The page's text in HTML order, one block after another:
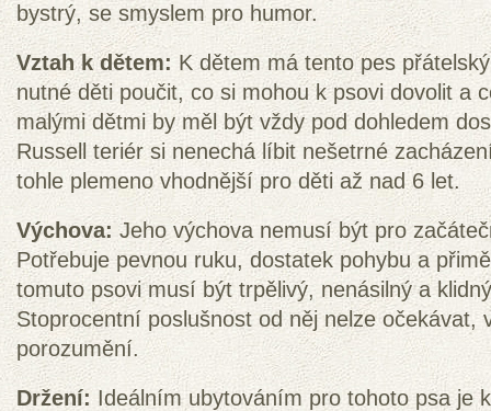
bystrý, se smyslem pro humor.
Vztah k dětem: K dětem má tento pes
nutné děti poučit, co si mohou k psovi dovolit a
malými dětmi by měl být vždy pod dohledem
Russell teriér si nenechá líbit nešetrné
tohle plemeno vhodnější pro děti až nad 6 let.
Výchova: Jeho výchova nemusí být pro
Potřebuje pevnou ruku, dostatek pohybu a
tomuto psovi musí být trpělivý, nenásilný a
Stoprocentní poslušnost od něj nelze očekávat,
porozumění.
Držení: Ideálním ubytováním pro tohoto psa je